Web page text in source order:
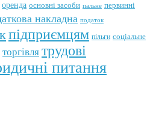
оренда основні засоби пальне первинні
накладна податок
підприємцям пільги соціальне
торгівля трудові
питання